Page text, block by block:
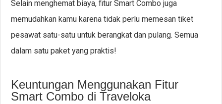
Selain menghemat biaya, fitur Smart Combo juga
memudahkan kamu karena tidak perlu memesan tiket
pesawat satu-satu untuk berangkat dan pulang. Semua
dalam satu paket yang praktis!
Keuntungan Menggunakan Fitur
Smart Combo di Traveloka